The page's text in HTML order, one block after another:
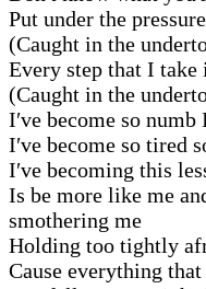
Put under the
(Caught in the
Every step that I take
(Caught in the
I′ve become so
I′ve become so tired
I′ve becoming this
Is be more like me
smothering me
Holding too tightly
Cause everything